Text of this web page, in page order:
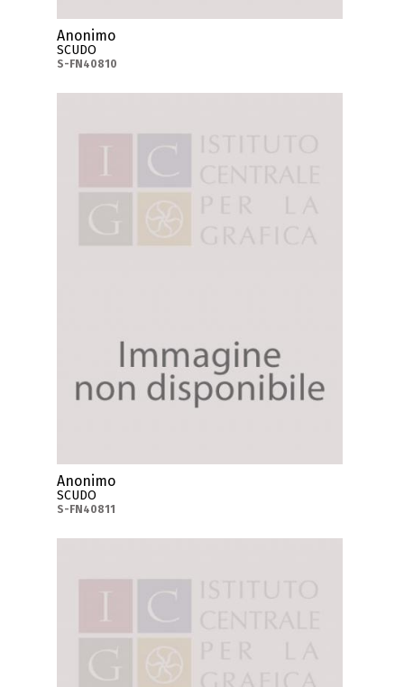
Anonimo
SCUDO
S-FN40810
Anonimo
SCUDO
S-FN40811